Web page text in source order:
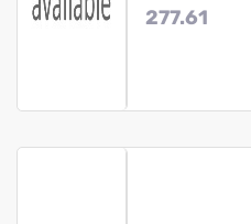
277.61